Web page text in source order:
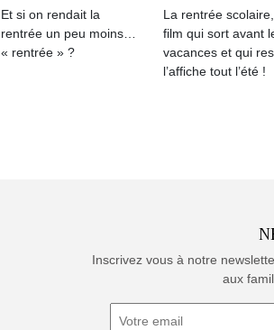
Et si on rendait la
rentrée un peu moins…
« rentrée » ?
La rentrée
film qui sort avant
vacances et qui
l’affiche tout l’été !
Inscrivez vous à notre
aux